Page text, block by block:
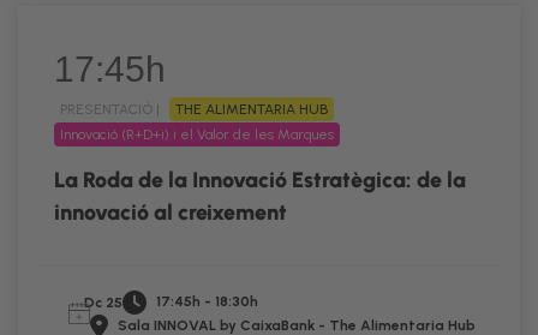
17:45h
PRESENTACIÓ |
THE ALIMENTARIA HUB
Innovació (R+D+i) i el Valor de les Marques
La Roda de la Innovació Estratègica: de la
innovació al creixement
Dc 25
17:45h - 18:30h
Sala INNOVAL by CaixaBank - The Alimentaria Hub